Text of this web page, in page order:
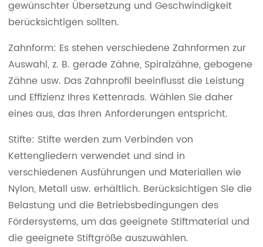
gewünschter Übersetzung und Geschwindigkeit
berücksichtigen sollten.
Zahnform: Es stehen verschiedene Zahnformen zur
Auswahl, z. B. gerade Zähne, Spiralzähne, gebogene
Zähne usw. Das Zahnprofil beeinflusst die Leistung
und Effizienz Ihres Kettenrads. Wählen Sie daher
eines aus, das Ihren Anforderungen entspricht.
Stifte: Stifte werden zum Verbinden von
Kettengliedern verwendet und sind in
verschiedenen Ausführungen und Materialien wie
Nylon, Metall usw. erhältlich. Berücksichtigen Sie die
Belastung und die Betriebsbedingungen des
Fördersystems, um das geeignete Stiftmaterial und
die geeignete Stiftgröße auszuwählen.